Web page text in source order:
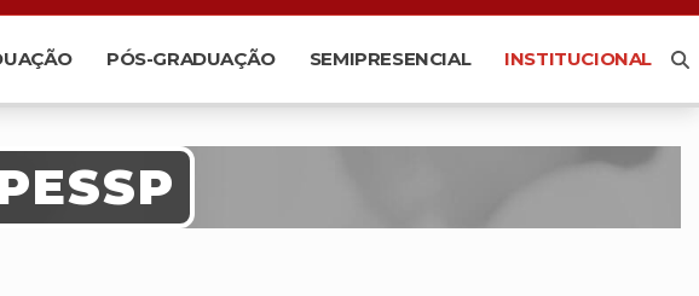
PÓS-GRADUAÇÃO SEMIPRESENCIAL INSTITUCIONAL